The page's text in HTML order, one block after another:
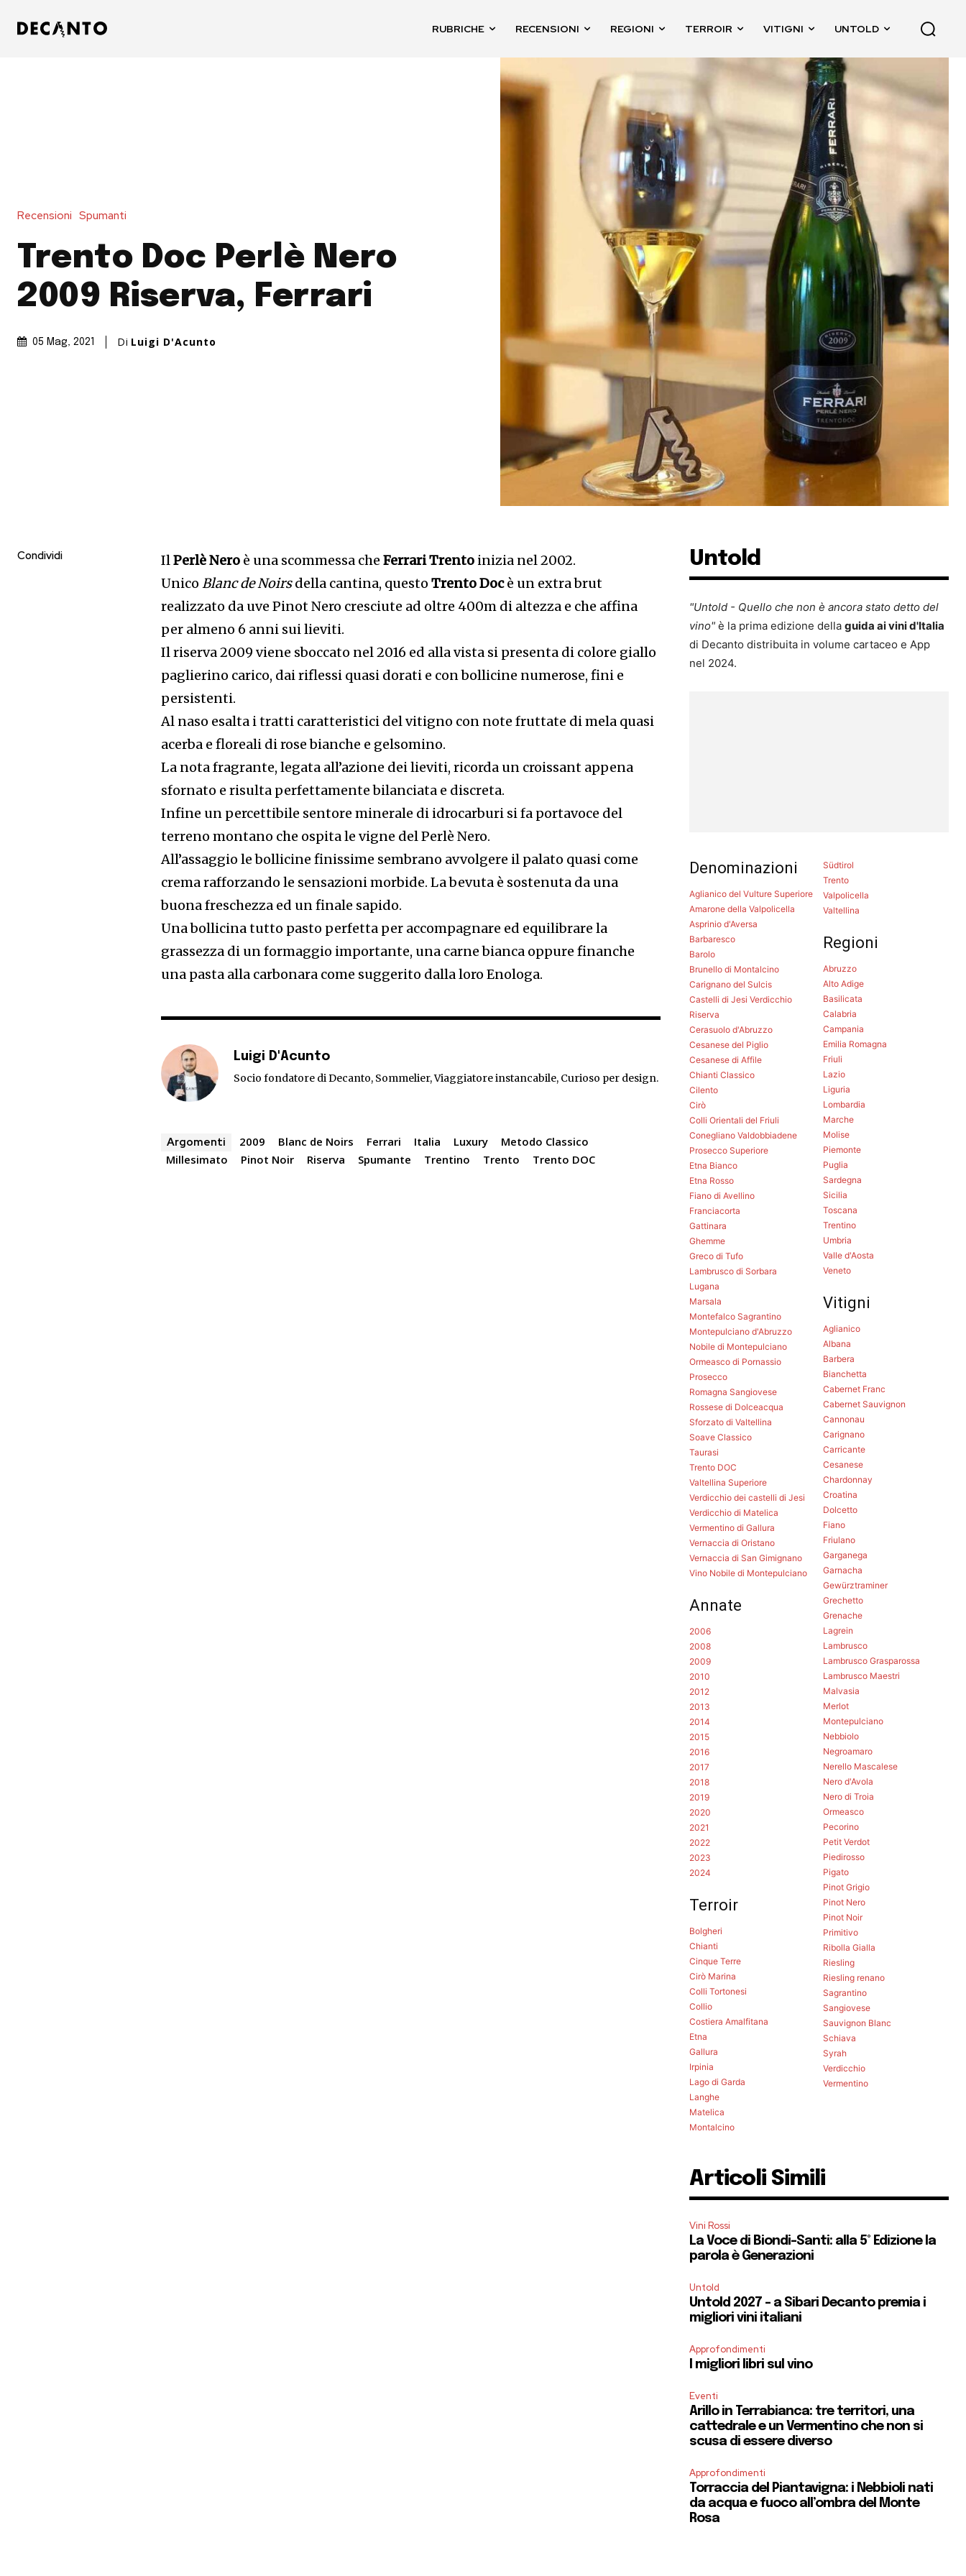
RUBRICHE RECENSIONI REGIONI TERROIR VITIGNI UNTOLD
Recensioni Spumanti
Trento Doc Perlè Nero
2009 Riserva, Ferrari
05 Mag, 2021 Di Luigi D'Acunto
Condividi IlPerlè Nero è una scommessa cheFerrari Trento inizia nel 2002.
UnicoBlanc de Noirsdella cantina, questoTrento Docè un extra brut
realizzato da uve Pinot Nero cresciute ad oltre 400m di altezza e che affina
per almeno 6 anni sui lieviti.
Il riserva 2009 viene sboccato nel 2016 ed alla vista si presenta di colore giallo
paglierino carico, dai riflessi quasi dorati e con bollicine numerose, fini e
persistenti.
Al naso esalta i tratti caratteristici del vitigno con note fruttate di mela quasi
acerba e floreali di rose bianche e gelsomino.
La nota fragrante, legata all’azione dei lieviti, ricorda un croissant appena
sfornato e risulta perfettamente bilanciata e discreta.
Infine un percettibile sentore minerale di idrocarburi si fa portavoce del
terreno montano che ospita le vigne del Perlè Nero.
All’assaggio le bollicine finissime sembrano avvolgere il palato quasi come
crema rafforzando le sensazioni morbide. La bevuta è sostenuta da una
buona freschezza ed un finale sapido.
Una bollicina tutto pasto perfetta per accompagnare ed equilibrare la
grassezza di un formaggio importante, una carne bianca oppure finanche
una pasta alla carbonara come suggerito dalla loro Enologa.
Luigi D'Acunto
Socio fondatore di Decanto, Sommelier, Viaggiatore instancabile, Curioso per design.
Argomenti 2009 Blanc de Noirs Ferrari Italia Luxury
Metodo Classico
Millesimato
Pinot Noir Riserva Spumante Trentino Trento Trento DOC
Untold
"Untold - Quello che non è ancora stato detto del
vino" è la prima edizione dellaguida ai vini d'Italia
di Decanto distribuita in volume cartaceo e App
nel 2024.
Denominazioni
Aglianico del Vulture Superiore
Amarone della Valpolicella
Asprinio d'Aversa
Barbaresco
Barolo
Brunello di Montalcino
Carignano del Sulcis
Castelli di Jesi Verdicchio
Riserva
Cerasuolo d'Abruzzo
Cesanese del Piglio
Cesanese di Affile
Chianti Classico
Cilento
Cirò
Colli Orientali del Friuli
Conegliano Valdobbiadene
Prosecco Superiore
Etna Bianco
Etna Rosso
Fiano di Avellino
Franciacorta
Gattinara
Ghemme
Greco di Tufo
Lambrusco di Sorbara
Lugana
Marsala
Montefalco Sagrantino
Montepulciano d'Abruzzo
Nobile di Montepulciano
Ormeasco di Pornassio
Prosecco
Romagna Sangiovese
Rossese di Dolceacqua
Sforzato di Valtellina
Soave Classico
Taurasi
Trento DOC
Valtellina Superiore
Verdicchio dei castelli di Jesi
Verdicchio di Matelica
Vermentino di Gallura
Vernaccia di Oristano
Vernaccia di San Gimignano
Vino Nobile di Montepulciano
Annate
2006
2008
2009
2010
2012
2013
2014
2015
2016
2017
2018
2019
2020
2021
2022
2023
2024
Terroir
Bolgheri
Chianti
Cinque Terre
Cirò Marina
Colli Tortonesi
Collio
Costiera Amalfitana
Etna
Gallura
Irpinia
Lago di Garda
Langhe
Matelica
Montalcino
Südtirol
Trento
Valpolicella
Valtellina
Regioni
Abruzzo
Alto Adige
Basilicata
Calabria
Campania
Emilia Romagna
Friuli
Lazio
Liguria
Lombardia
Marche
Molise
Piemonte
Puglia
Sardegna
Sicilia
Toscana
Trentino
Umbria
Valle d'Aosta
Veneto
Vitigni
Aglianico
Albana
Barbera
Bianchetta
Cabernet Franc
Cabernet Sauvignon
Cannonau
Carignano
Carricante
Cesanese
Chardonnay
Croatina
Dolcetto
Fiano
Friulano
Garganega
Garnacha
Gewürztraminer
Grechetto
Grenache
Lagrein
Lambrusco
Lambrusco Grasparossa
Lambrusco Maestri
Malvasia
Merlot
Montepulciano
Nebbiolo
Negroamaro
Nerello Mascalese
Nero d'Avola
Nero di Troia
Ormeasco
Pecorino
Petit Verdot
Piedirosso
Pigato
Pinot Grigio
Pinot Nero
Pinot Noir
Primitivo
Ribolla Gialla
Riesling
Riesling renano
Sagrantino
Sangiovese
Sauvignon Blanc
Schiava
Syrah
Verdicchio
Vermentino
Articoli Simili
Vini Rossi
La Voce di Biondi-Santi: alla 5° Edizione la
parola è Generazioni
Untold
Untold 2027 – a Sibari Decanto premia i
migliori vini italiani
Approfondimenti
I migliori libri sul vino
Eventi
Arillo in Terrabianca: tre territori, una
cattedrale e un Vermentino che non si
scusa di essere diverso
Approfondimenti
Torraccia del Piantavigna: i Nebbioli nati
da acqua e fuoco all’ombra del Monte
Rosa